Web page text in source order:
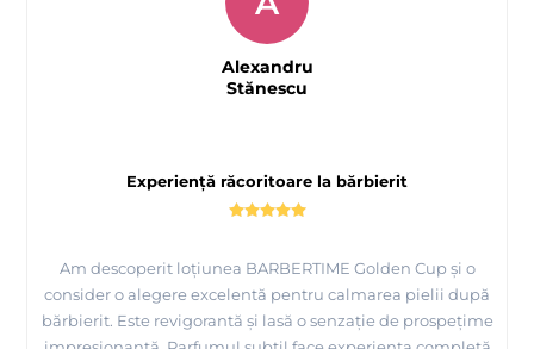
Experiență răcoritoare la bărbierit
Am descoperit loțiunea BARBERTIME Golden Cup și o
consider o alegere excelentă pentru calmarea pielii după
bărbierit. Este revigorantă și lasă o senzație de prospețime
Alexandru
Stănescu